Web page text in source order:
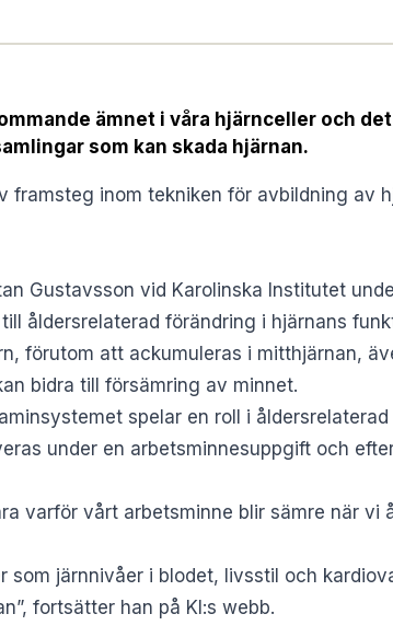
ämnet i våra hjärnceller och
som kan skada hjärnan.
framsteg inom tekniken för avbildning av
Gustavsson vid Karolinska Institutet
åldersrelaterad förändring i hjärnans
förutom att ackumuleras i mitthjärnan,
bidra till försämring av minnet.
spelar en roll i
under en arbetsminnesuppgift och
varför vårt arbetsminne blir sämre när vi
som järnnivåer i blodet, livsstil och
fortsätter han på KI:s webb.